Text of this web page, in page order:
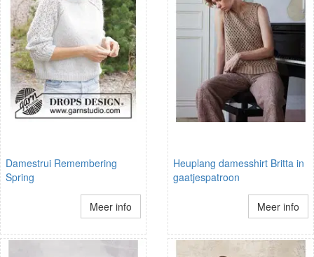
Damestrui Remembering
Spring
Meer info
Heuplang damesshirt Britta in
gaatjespatroon
Meer info